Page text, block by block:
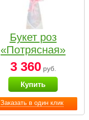
Заказать в один клик
Букет роз
«Потрясная»
3 360руб.
Купить